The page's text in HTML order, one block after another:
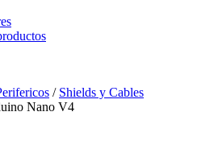
/ Shields y Cables
Nano V4